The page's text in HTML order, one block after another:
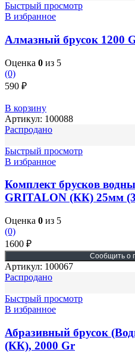
Быстрый просмотр
В избранное
Алмазный брусок 1200
Оценка 0 из 5
(0)
590 ₽
В корзину
Артикул: 100088
Распродано
Быстрый просмотр
В избранное
Комплект брусков
GRITALON (КК) 25мм
Оценка 0 из 5
(0)
1600 ₽
Артикул: 100067
Распродано
Быстрый просмотр
В избранное
Абразивный брусок
(КК), 2000 Gr